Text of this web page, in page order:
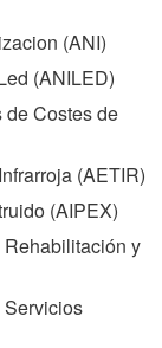
(ANI)
(ANILED)
Costes de
(AETIR)
(AIPEX)
y